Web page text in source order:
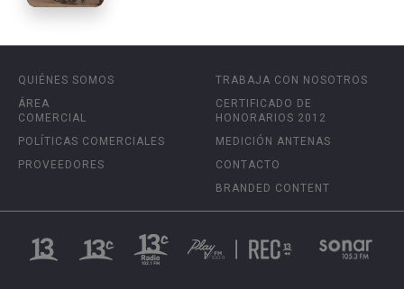
QUIÉNES SOMOS
ÁREA
COMERCIAL
POLÍTICAS COMERCIALES
PROVEEDORES
TRABAJA CON NOSOTROS
CERTIFICADO DE
HONORARIOS 2012
MEDICIÓN ANTENAS
CONTACTO
BRANDED CONTENT